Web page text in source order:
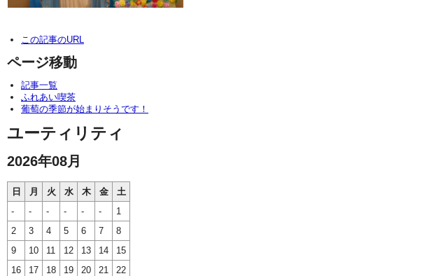
この記事のURL
ページ移動
記事一覧
ふれあい喫茶
葡萄の季節が始まりそうです！
ユーティリティ
2026年08月
日 月 火 水 木 金
土
-
- - - - -
1
2
3 4 5 6 7
8
9
10 11 12 13 14
15
16
17 18 19 20 21
22